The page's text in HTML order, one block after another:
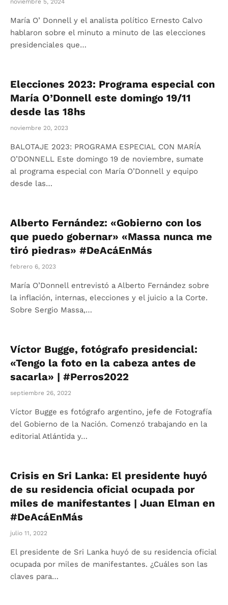
María O’ Donnell y el analista político Ernesto Calvo
hablaron sobre el minuto a minuto de las elecciones
presidenciales que…
Elecciones 2023: Programa especial con
María O’Donnell este domingo 19/11
desde las 18hs
noviembre 20, 2023
BALOTAJE 2023: PROGRAMA ESPECIAL CON MARÍA
O’DONNELL Este domingo 19 de noviembre, sumate
al programa especial con María O’Donnell y equipo
desde las…
Alberto Fernández: «Gobierno con los
que puedo gobernar» «Massa nunca me
tiró piedras» #DeAcáEnMás
febrero 6, 2023
María O’Donnell entrevistó a Alberto Fernández sobre
la inflación, internas, elecciones y el juicio a la Corte.
Sobre Sergio Massa,…
Víctor Bugge, fotógrafo presidencial:
«Tengo la foto en la cabeza antes de
sacarla» | #Perros2022
septiembre 26, 2022
Víctor Bugge es fotógrafo argentino, jefe de Fotografía
del Gobierno de la Nación. Comenzó trabajando en la
editorial Atlántida y…
Crisis en Sri Lanka: El presidente huyó
de su residencia oficial ocupada por
miles de manifestantes | Juan Elman en
#DeAcáEnMás
julio 11, 2022
El presidente de Sri Lanka huyó de su residencia oficial
ocupada por miles de manifestantes. ¿Cuáles son las
claves para…